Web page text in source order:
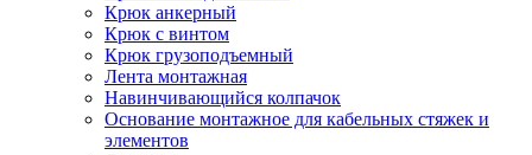
Крюк анкерный
Крюк с винтом
Крюк грузоподъемный
Лента монтажная
Навинчивающийся колпачок
Основание монтажное для кабельных стяжек и
элементов